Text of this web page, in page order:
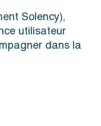
Solency),
utilisateur
dans la